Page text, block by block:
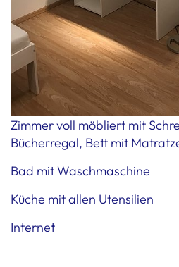
Zimmer voll möbliert mit
Bücherregal, Bett mit
Bad mit Waschmaschine
Küche mit allen Utensilien
Internet